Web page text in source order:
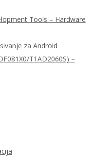
Tools – Hardware
za Android
T1AD2060S) –